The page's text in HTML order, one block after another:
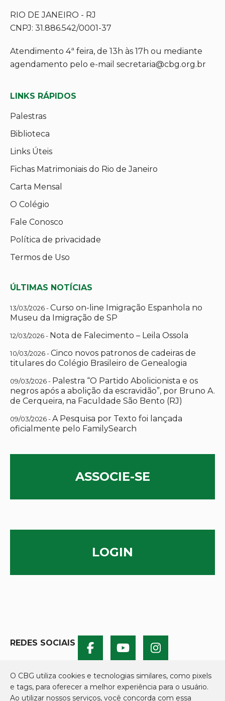
RIO DE JANEIRO - RJ
CNPJ: 31.886.542/0001-37
Atendimento 4ª feira, de 13h às 17h ou mediante
agendamento pelo e-mail secretaria@cbg.org.br
LINKS RÁPIDOS
Palestras
Biblioteca
Links Úteis
Fichas Matrimoniais do Rio de Janeiro
Carta Mensal
O Colégio
Fale Conosco
Política de privacidade
Termos de Uso
ÚLTIMAS NOTÍCIAS
13/03/2026 -Curso on-line Imigração Espanhola no
Museu da Imigração de SP
12/03/2026 - Nota de Falecimento – Leila Ossola
10/03/2026 -Cinco novos patronos de cadeiras de
titulares do Colégio Brasileiro de Genealogia
09/03/2026 - Palestra “O Partido Abolicionista e os
negros após a abolição da escravidão”, por Bruno A.
de Cerqueira, na Faculdade São Bento (RJ)
09/03/2026 -A Pesquisa por Texto foi lançada
oficialmente pelo FamilySearch
ASSOCIE-SE
LOGIN
REDES SOCIAIS
O CBG utiliza cookies e tecnologias similares, como pixels
e tags, para oferecer a melhor experiência para o usuário.
Ao utilizar nossos serviços, você concorda com essa